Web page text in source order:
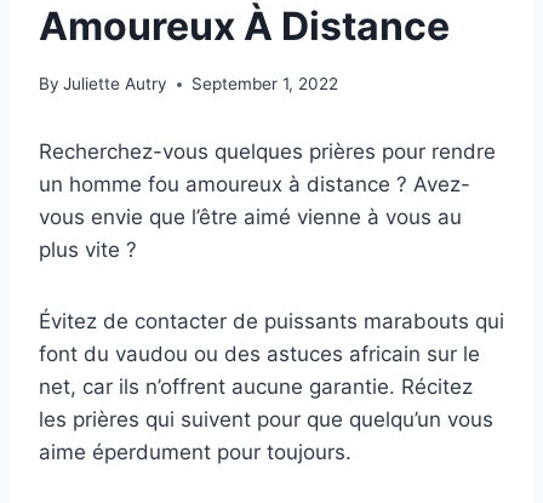
Amoureux À Distance
By Juliette Autry September 1, 2022
Recherchez-vous quelques prières pour rendre
un homme fou amoureux à distance ? Avez-
vous envie que l’être aimé vienne à vous au
plus vite ?
Évitez de contacter de puissants marabouts qui
font du vaudou ou des astuces africain sur le
net, car ils n’offrent aucune garantie. Récitez
les prières qui suivent pour que quelqu’un vous
aime éperdument pour toujours.